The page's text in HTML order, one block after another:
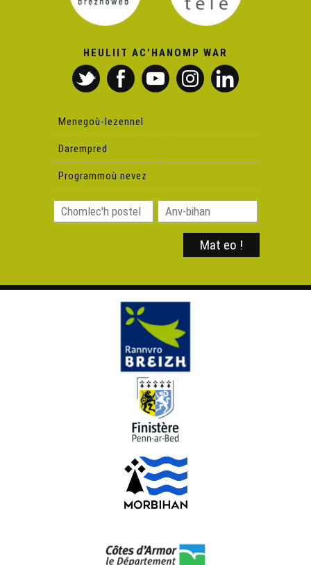
HEULIIT AC'HANOMP WAR
Menegoù-lezennel
Darempred
Programmoù nevez